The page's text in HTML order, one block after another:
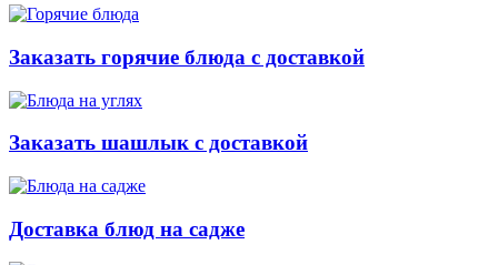
Заказать горячие блюда с доставкой
Заказать шашлык с доставкой
Доставка блюд на садже